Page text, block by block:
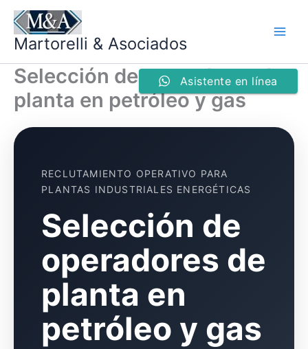
contenido
Martorelli & Asociados
Selección de operadores de
planta en petróleo y gas
RECLUTAMIENTO OPERATIVO PARA
PLANTAS INDUSTRIALES ENERGÉTICAS
Selección de
operadores de
planta en
petróleo y gas
Asistente en línea